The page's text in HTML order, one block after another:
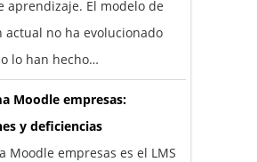
aprendizaje. El modelo de
actual no ha evolucionado
lo han hecho…
Moodle empresas:
y deficiencias
Moodle empresas es el LMS